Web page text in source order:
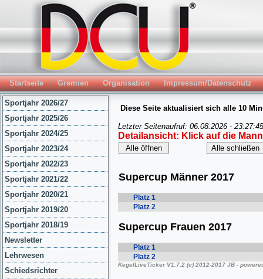
Startseite Gremien Organisation Impressum/Datenschutz
Sportjahr 2026/27
Sportjahr 2025/26
Sportjahr 2024/25
Sportjahr 2023/24
Sportjahr 2022/23
Sportjahr 2021/22
Sportjahr 2020/21
Sportjahr 2019/20
Sportjahr 2018/19
Newsletter
Lehrwesen
Schiedsrichter